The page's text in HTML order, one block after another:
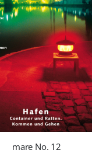
mare No. 12